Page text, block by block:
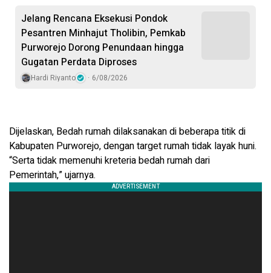
Jelang Rencana Eksekusi Pondok
Pesantren Minhajut Tholibin, Pemkab
Purworejo Dorong Penundaan hingga
Gugatan Perdata Diproses
Hardi Riyanto 6/08/2026
Dijelaskan, Bedah rumah dilaksanakan di beberapa titik di
Kabupaten Purworejo, dengan target rumah tidak layak huni.
“Serta tidak memenuhi kreteria bedah rumah dari
Pemerintah,” ujarnya.